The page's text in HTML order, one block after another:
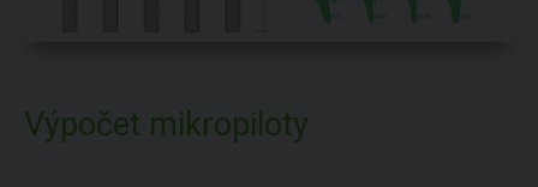
Výpočet mikropiloty